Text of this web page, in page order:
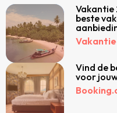
Vakantie
beste
Vind de
voor